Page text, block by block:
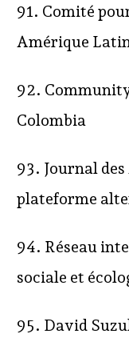
91. Comité
Amérique
92.
Colombia
93. Journal
plateforme
94. Réseau
sociale et
95. David
Quem